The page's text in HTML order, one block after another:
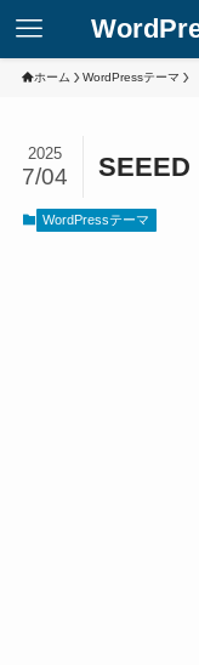
ホーム WordPressテーマ
SEEED
2025
7/04
WordPressテーマ